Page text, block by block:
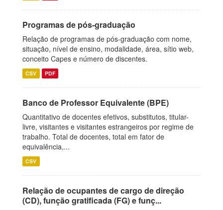
Programas de pós-graduação
Relação de programas de pós-graduação com nome,
situação, nível de ensino, modalidade, área, sítio web,
conceito Capes e número de discentes.
CSV PDF
Banco de Professor Equivalente (BPE)
Quantitativo de docentes efetivos, substitutos, titular-
livre, visitantes e visitantes estrangeiros por regime de
trabalho. Total de docentes, total em fator de
equivalência,...
CSV
Relação de ocupantes de cargo de direção
(CD), função gratificada (FG) e funç...